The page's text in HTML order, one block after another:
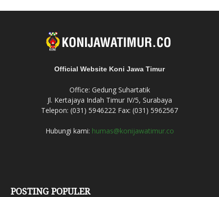
Official Website Koni Jawa Timur
Office: Gedung Suhartatik
Jl. Kertajaya Indah Timur IV/5, Surabaya
Telepon: (031) 5946222 Fax: (031) 5962567
Hubungi kami: humas@konijawatimur.co
POSTING POPULER